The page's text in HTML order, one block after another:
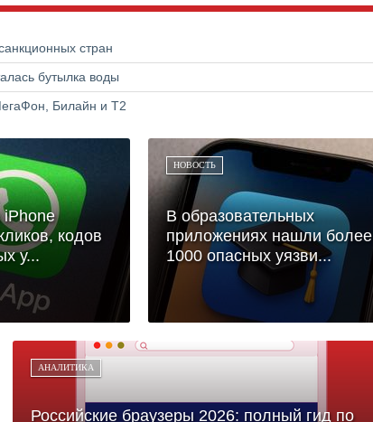
стран
бутылка воды
Билайн и Т2
iPhone
кодов
у...
НОВОСТЬ
В образовательных
приложениях нашли более
1000 опасных уязви...
АНАЛИТИКА
Российские браузеры 2026: полный гид по